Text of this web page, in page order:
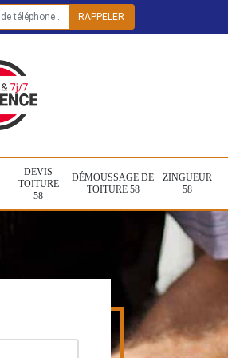
DEVIS
TOITURE
58
DÉMOUSSAGE DE
TOITURE 58
ZINGUEUR
58